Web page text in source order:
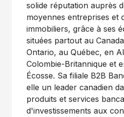
solide réputation auprès
moyennes entreprises et
immobiliers, grâce à ses
situées partout au Canada
Ontario, au Québec, en
Colombie-Britannique et
Écosse. Sa filiale B2B
elle un leader canadien
produits et services
d'investissements aux